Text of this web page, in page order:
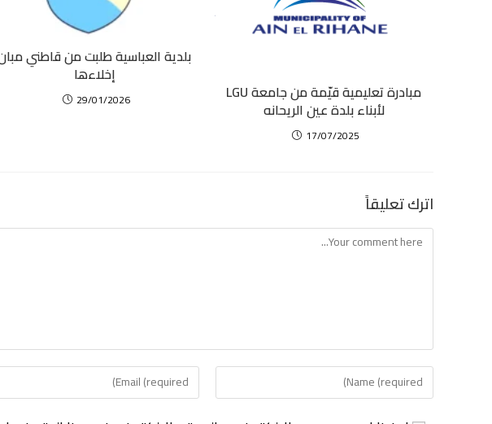
بلدية العباسية طلبت من قاطني
إخلاءها
29/01/2026 مبادرة تعليمية قيّمة من جامعة LGU
لأبناء بلدة عين الريحانه
17/07/2025
اترك تعليقاً